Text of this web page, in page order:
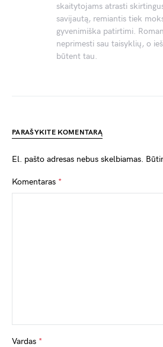
skaitytojams atrasti
savijautą, remiantis tiek
gyvenimiška patirtimi.
neprimesti sau taisyklių, o
būtent tau.
PARAŠYKITE KOMENTARĄ
El. pašto adresas nebus skelbiamas.
Komentaras *
Vardas *